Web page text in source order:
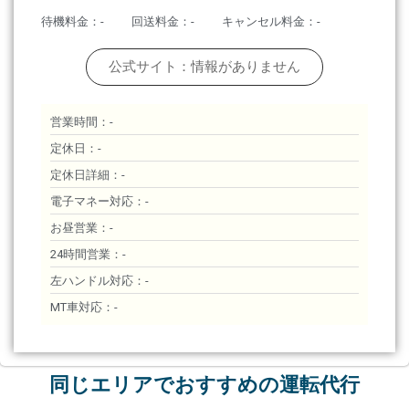
待機料金：- 回送料金：- キャンセル料金：-
公式サイト：情報がありません
営業時間：-
定休日：-
定休日詳細：-
電子マネー対応：-
お昼営業：-
24時間営業：-
左ハンドル対応：-
MT車対応：-
同じエリアでおすすめの運転代行